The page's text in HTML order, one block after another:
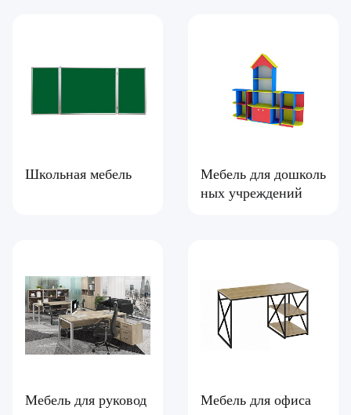
Школьная мебель
Мебель для дошколь
ных учреждений
Мебель для руковод
Мебель для офиса